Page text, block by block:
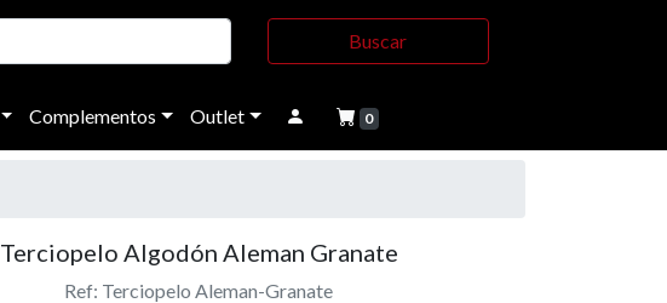
Buscar
Complementos Outlet 0
Terciopelo Algodón Aleman Granate
Ref: Terciopelo Aleman-Granate